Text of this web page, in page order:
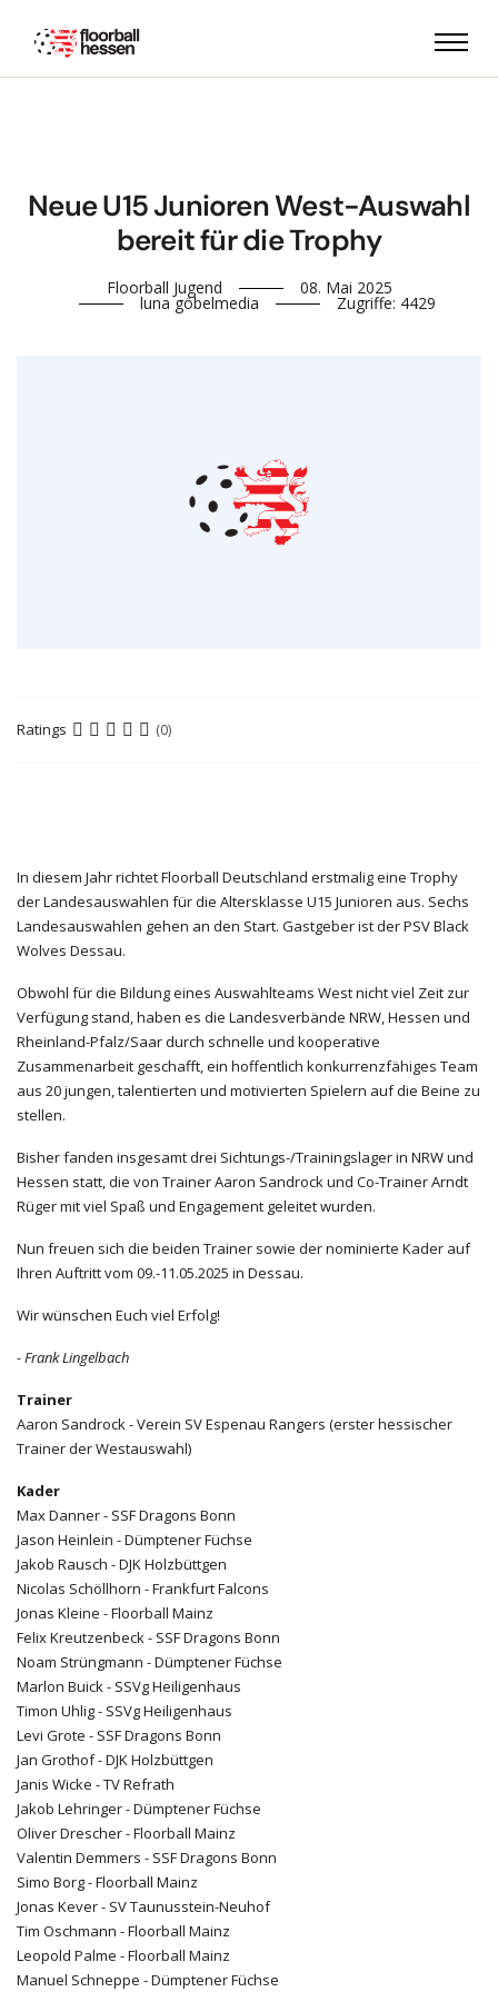
Neue U15 Junioren West-Auswahl
bereit für die Trophy
Floorball Jugend 08. Mai 2025
luna göbelmedia Zugriffe: 4429
Ratings (0)
In diesem Jahr richtet Floorball Deutschland erstmalig eine Trophy
der Landesauswahlen für die Altersklasse U15 Junioren aus. Sechs
Landesauswahlen gehen an den Start. Gastgeber ist der PSV Black
Wolves Dessau.
Obwohl für die Bildung eines Auswahlteams West nicht viel Zeit zur
Verfügung stand, haben es die Landesverbände NRW, Hessen und
Rheinland-Pfalz/Saar durch schnelle und kooperative
Zusammenarbeit geschafft, ein hoffentlich konkurrenzfähiges Team
aus 20 jungen, talentierten und motivierten Spielern auf die Beine zu
stellen.
Bisher fanden insgesamt drei Sichtungs-/Trainingslager in NRW und
Hessen statt, die von Trainer Aaron Sandrock und Co-Trainer Arndt
Rüger mit viel Spaß und Engagement geleitet wurden.
Nun freuen sich die beiden Trainer sowie der nominierte Kader auf
Ihren Auftritt vom 09.-11.05.2025 in Dessau.
Wir wünschen Euch viel Erfolg!
- Frank Lingelbach
Trainer
Aaron Sandrock - Verein SV Espenau Rangers (erster hessischer
Trainer der Westauswahl)
Kader
Max Danner - SSF Dragons Bonn
Jason Heinlein - Dümptener Füchse
Jakob Rausch - DJK Holzbüttgen
Nicolas Schöllhorn - Frankfurt Falcons
Jonas Kleine - Floorball Mainz
Felix Kreutzenbeck - SSF Dragons Bonn
Noam Strüngmann - Dümptener Füchse
Marlon Buick - SSVg Heiligenhaus
Timon Uhlig - SSVg Heiligenhaus
Levi Grote - SSF Dragons Bonn
Jan Grothof - DJK Holzbüttgen
Janis Wicke - TV Refrath
Jakob Lehringer - Dümptener Füchse
Oliver Drescher - Floorball Mainz
Valentin Demmers - SSF Dragons Bonn
Simo Borg - Floorball Mainz
Jonas Kever - SV Taunusstein-Neuhof
Tim Oschmann - Floorball Mainz
Leopold Palme - Floorball Mainz
Manuel Schneppe - Dümptener Füchse